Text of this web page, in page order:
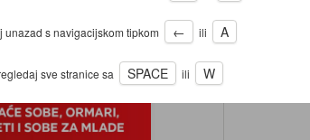
unazad s navigacijskom tipkom ← ili A
sve stranice sa SPACE ili W